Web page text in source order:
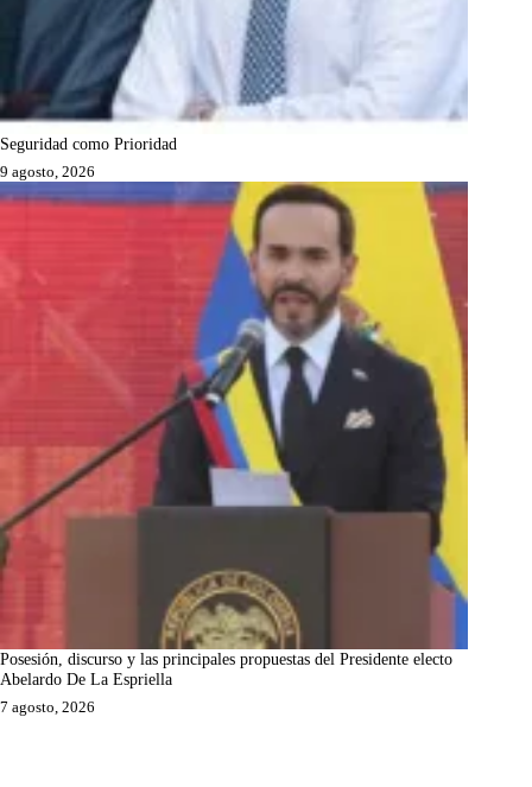
Seguridad como Prioridad
9 agosto, 2026
Posesión, discurso y las principales propuestas del Presidente electo
Abelardo De La Espriella
7 agosto, 2026